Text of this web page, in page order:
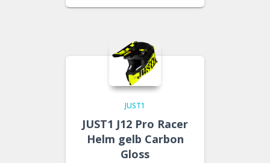
JUST1
JUST1 J12 Pro Racer
Helm gelb Carbon
Gloss